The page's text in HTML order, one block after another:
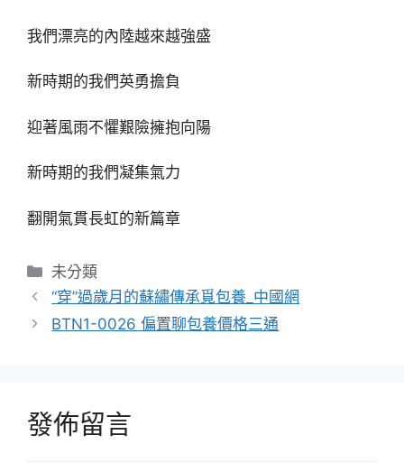
我們漂亮的內陸越來越強盛
新時期的我們英勇擔負
迎著風雨不懼艱險擁抱向陽
新時期的我們凝集氣力
翻開氣貫長虹的新篇章
分
類
未分類
“穿”過歲月的蘇繡傳承覓包養_中國網
BTN1-0026 偏置聊包養價格三通
發佈留言